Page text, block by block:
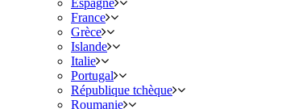
Espagne
France
Grèce
Islande
Italie
Portugal
République tchèque
Roumanie